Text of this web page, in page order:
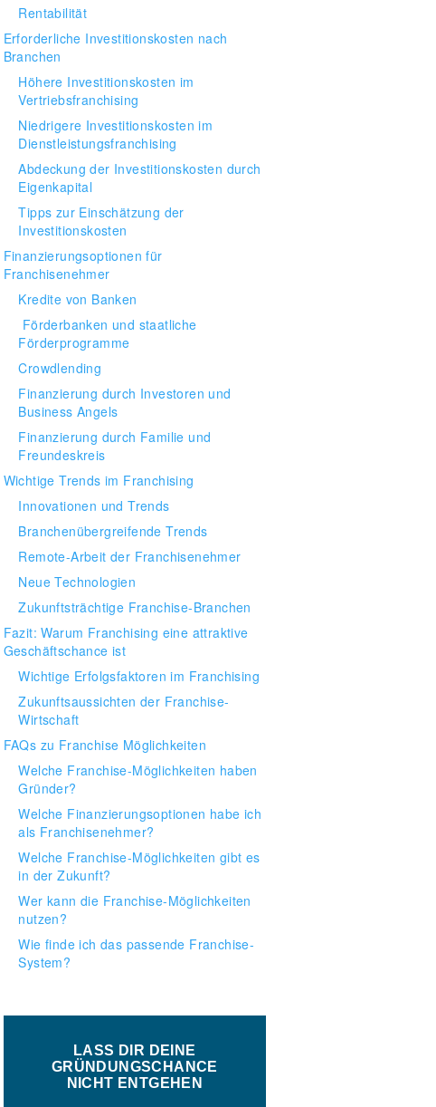
Rentabilität
Erforderliche Investitionskosten nach
Branchen
Höhere Investitionskosten im
Vertriebsfranchising
Niedrigere Investitionskosten im
Dienstleistungsfranchising
Abdeckung der Investitionskosten durch
Eigenkapital
Tipps zur Einschätzung der
Investitionskosten
Finanzierungsoptionen für
Franchisenehmer
Kredite von Banken
Förderbanken und staatliche
Förderprogramme
Crowdlending
Finanzierung durch Investoren und
Business Angels
Finanzierung durch Familie und
Freundeskreis
Wichtige Trends im Franchising
Innovationen und Trends
Branchenübergreifende Trends
Remote-Arbeit der Franchisenehmer
Neue Technologien
Zukunftsträchtige Franchise-Branchen
Fazit: Warum Franchising eine attraktive
Geschäftschance ist
Wichtige Erfolgsfaktoren im Franchising
Zukunftsaussichten der Franchise-
Wirtschaft
FAQs zu Franchise Möglichkeiten
Welche Franchise-Möglichkeiten haben
Gründer?
Welche Finanzierungsoptionen habe ich
als Franchisenehmer?
Welche Franchise-Möglichkeiten gibt es
in der Zukunft?
Wer kann die Franchise-Möglichkeiten
nutzen?
Wie finde ich das passende Franchise-
System?
LASS DIR DEINE
GRÜNDUNGSCHANCE
NICHT ENTGEHEN